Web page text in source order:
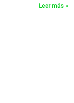
Leer más »